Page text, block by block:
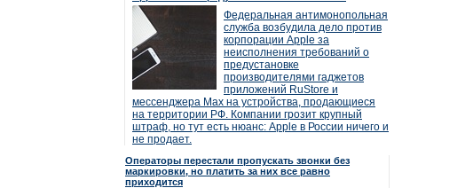
Федеральная антимонопольная
служба возбудила дело против
корпорации Apple за
неисполнения требований о
предустановке
производителями гаджетов
приложений RuStore и
мессенджера Max на устройства, продающиеся
на территории РФ. Компании грозит крупный
штраф, но тут есть нюанс: Apple в России ничего и
не продает.
Операторы перестали пропускать звонки без
маркировки, но платить за них все равно
приходится